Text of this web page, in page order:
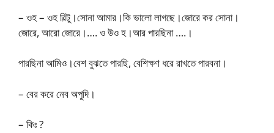
– ওহ – ওহ বিল্টু।সোনা আমার।কি ভালো লাগছে।জোরে কর সোনা।
জোরে, আরো জোরে।…. ও উও হ।আর পারছিনা ….।
পারছিনা আমিও।বেশ বুঝতে পারছি, বেশিক্ষণ ধরে রাখতে পারবনা।
– বের করে নেব অপুদি।
– কিঃ ?